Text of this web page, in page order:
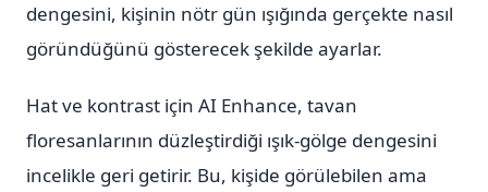
dengesini, kişinin nötr gün ışığında gerçekte nasıl
göründüğünü gösterecek şekilde ayarlar.
Hat ve kontrast için AI Enhance, tavan
floresanlarının düzleştirdiği ışık-gölge dengesini
incelikle geri getirir. Bu, kişide görülebilen ama